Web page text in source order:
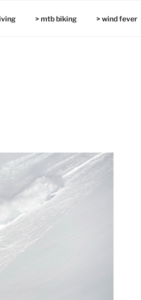
> mtb biking > wind fever